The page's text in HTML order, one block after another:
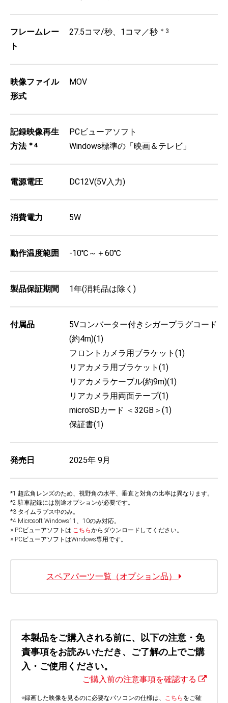
フレームレー
ト
27.5コマ/秒、1コマ／秒 ＊3
映像ファイル
形式
MOV
記録映像再生
方法 ＊4
PCビューアソフト
Windows標準の「映画＆テレビ」
電源電圧 DC12V(5V入力)
消費電力 5W
動作温度範囲 -10℃～＋60℃
製品保証期間 1年(消耗品は除く)
付属品
5Vコンバーター付きシガープラグコード
(約4m)(1)
フロントカメラ用ブラケット(1)
リアカメラ用ブラケット(1)
リアカメラケーブル(約9m)(1)
リアカメラ用両面テープ(1)
microSDカード ＜32GB＞(1)
保証書(1)
発売日 2025年 9月
*1 超広角レンズのため、視野角の水平、垂直と対角の比率は異なります。
*2 駐車記録には別途オプションが必要です。
*3 タイムラプス中のみ。
*4 Microsoft Windows11、10のみ対応。
※ PCビューアソフトは こちらからダウンロードしてください。
※ PCビューアソフトはWindows専用です。
スペアパーツ一覧（オプション品）
本製品をご購入される前に、以下の注意・免
責事項をお読みいただき、ご了解の上でご購
入・ご使用ください。
ご購入前の注意事項を確認する
※録画した映像を見るのに必要なパソコンの仕様は、 こちら をご確